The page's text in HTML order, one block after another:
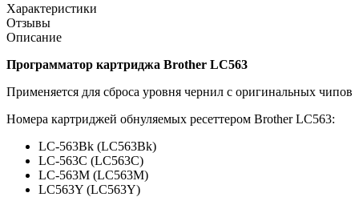
Характеристики
Отзывы
Описание
Программатор картриджа Brother LC563
Применяется для сброса уровня чернил с оригинальных чипов
Номера картриджей обнуляемых ресеттером Brother LC563:
LC-563Bk (LC563Bk)
LC-563C (LC563C)
LC-563M (LC563M)
LC563Y (LC563Y)